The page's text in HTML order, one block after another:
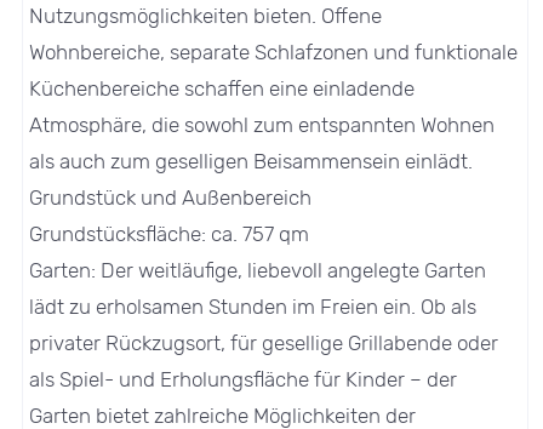
Nutzungsmöglichkeiten bieten. Offene
Wohnbereiche, separate Schlafzonen und funktionale
Küchenbereiche schaffen eine einladende
Atmosphäre, die sowohl zum entspannten Wohnen
als auch zum geselligen Beisammensein einlädt.
Grundstück und Außenbereich
Grundstücksfläche: ca. 757 qm
Garten: Der weitläufige, liebevoll angelegte Garten
lädt zu erholsamen Stunden im Freien ein. Ob als
privater Rückzugsort, für gesellige Grillabende oder
als Spiel- und Erholungsfläche für Kinder – der
Garten bietet zahlreiche Möglichkeiten der